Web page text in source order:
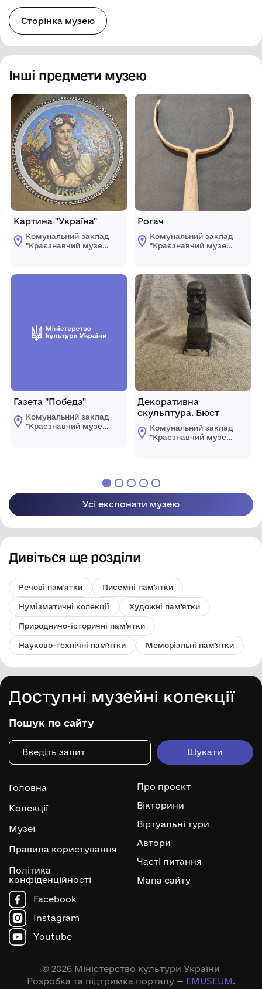
Сторінка музею
Інші предмети музею
Картина "Україна"
Комунальний заклад
"Краєзнавчий музей"
Газета "Победа"
Комунальний заклад
"Краєзнавчий музей"
Рогач
Комунальний заклад
"Краєзнавчий музей"
Декоративна
скульптура. Бюст
Комунальний заклад
"Краєзнавчий музей"
Усі експонати музею
Дивіться ще розділи
Речові пам'ятки Писемні пам'ятки
Нумізматичні колекції Художні пам'ятки
Природничо-історичні пам'ятки
Науково-технічні пам'ятки Меморіальні пам'ятки
Доступні музейні колекції
Пошук по сайту
Головна
Колекції
Музеї
Правила користування
Політика
конфіденційності
Про проєкт
Вікторини
Віртуальні тури
Автори
Часті питання
Мапа сайту
Facebook
Instagram
Youtube
© 2026 Міністерство культури України
Розробка та підтримка порталу — EMUSEUM.